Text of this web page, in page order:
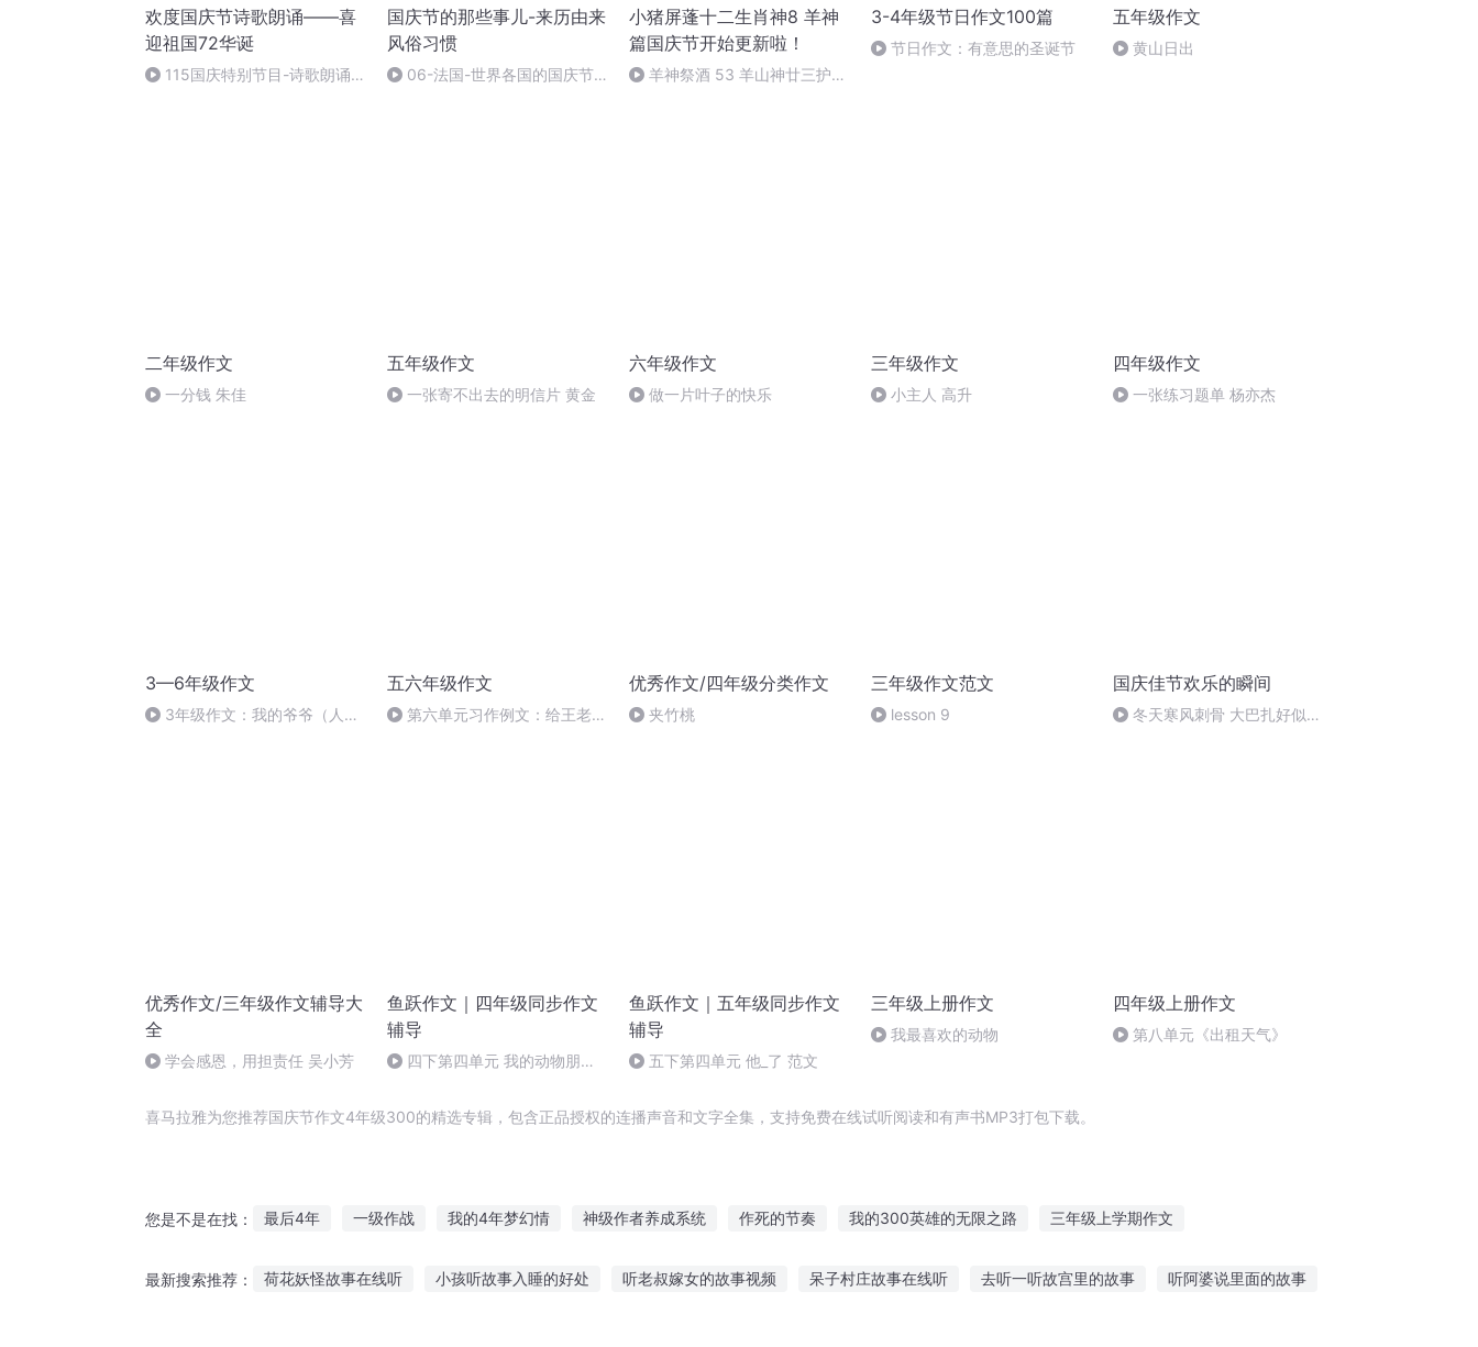
欢度国庆节诗歌朗诵——喜
迎祖国72华诞
115国庆特别节目-诗歌朗诵-
国庆节的那些事儿-来历由来
风俗习惯
06-法国-世界各国的国庆节-
小猪屏蓬十二生肖神8 羊神
篇国庆节开始更新啦！
羊神祭酒 53 羊山神廿三护祭
3-4年级节日作文100篇
节日作文：有意思的圣诞节
五年级作文
黄山日出
二年级作文
一分钱 朱佳
五年级作文
一张寄不出去的明信片 黄金
六年级作文
做一片叶子的快乐
三年级作文
小主人 高升
四年级作文
一张练习题单 杨亦杰
3—6年级作文
3年级作文：我的爷爷（人物
五六年级作文
第六单元习作例文：给王老师
优秀作文/四年级分类作文
夹竹桃
三年级作文范文
lesson 9
国庆佳节欢乐的瞬间
冬天寒风刺骨 大巴扎好似温
优秀作文/三年级作文辅导大
全
学会感恩，用担责任 吴小芳
鱼跃作文｜四年级同步作文
辅导
四下第四单元 我的动物朋友
鱼跃作文｜五年级同步作文
辅导
五下第四单元 他_了 范文
三年级上册作文
我最喜欢的动物
四年级上册作文
第八单元《出租天气》
喜马拉雅为您推荐国庆节作文4年级300的精选专辑，包含正品授权的连播声音和文字全集，支持免费在线试听阅读和有声书MP3打包下载。
您是不是在找： 最后4年 一级作战 我的4年梦幻情 神级作者养成系统 作死的节奏 我的300英雄的无限之路 三年级上学期作文
最新搜索推荐： 荷花妖怪故事在线听 小孩听故事入睡的好处 听老叔嫁女的故事视频 呆子村庄故事在线听 去听一听故宫里的故事 听阿婆说里面的故事